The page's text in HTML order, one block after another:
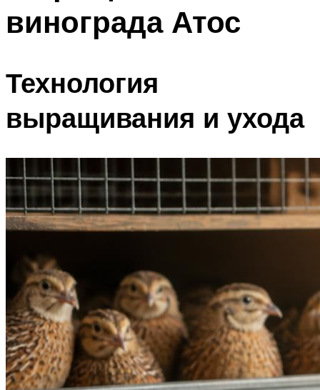
винограда Атос
Технология
выращивания и ухода